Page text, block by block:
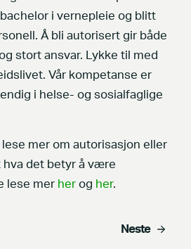
i vernepleie og blitt
Å bli autorisert gir både
stort ansvar. Lykke til med
Vår kompetanse er
i helse- og sosialfaglige
lese mer om autorisasjon eller
hva det betyr å være
lese mer her og her.
Neste